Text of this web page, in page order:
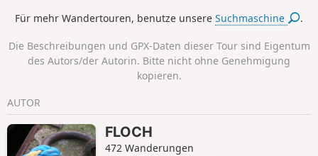
des Schlosses Château de la Boissière,
seine Blütezeit erlebte.Die Strecke führt
dann weiter zur Westseite von Briec, wo
sich die Sport- und Kultureinrichtungen
sowie die Schulen befinden. Hinweis:
Diese Strecke verläuft hauptsächlich
über kleine Landstraßen und Straßen
im städtischen Bereich.
Für mehr Wandertouren, benutze unsereSuchmaschine .
Die Beschreibungen und GPX-Daten dieser Tour sind Eigentum
des Autors/der Autorin. Bitte nicht ohne Genehmigung
kopieren.
AUTOR
FLOCH
472 Wanderungen